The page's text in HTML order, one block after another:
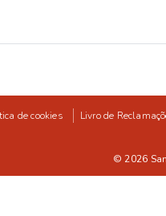
de cookies Livro de
© 2026